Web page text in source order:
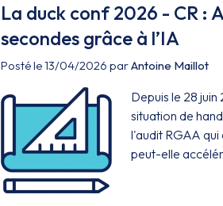
La duck conf 2026 - CR :
secondes grâce à l’IA
Posté le 13/04/2026 parAntoine Maillot
Depuis le 28
situation de
l'audit RGAA qui
peut-elle